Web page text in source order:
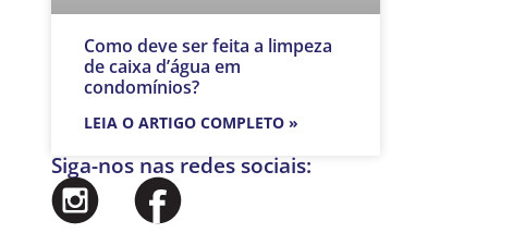
Como deve ser feita a limpeza
de caixa d’água em
condomínios?
LEIA O ARTIGO COMPLETO »
Siga-nos nas redes sociais: